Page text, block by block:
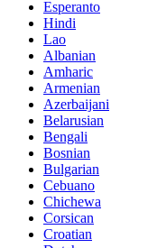
Esperanto
Hindi
Lao
Albanian
Amharic
Armenian
Azerbaijani
Belarusian
Bengali
Bosnian
Bulgarian
Cebuano
Chichewa
Corsican
Croatian